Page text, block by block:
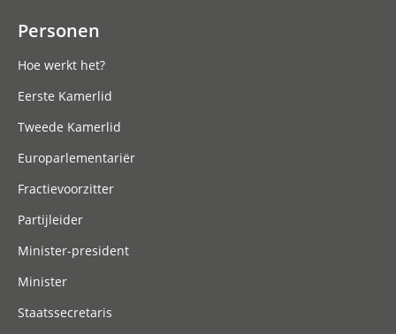
Personen
Hoe werkt het?
Eerste Kamerlid
Tweede Kamerlid
Europarlementariër
Fractievoorzitter
Partijleider
Minister-president
Minister
Staatssecretaris